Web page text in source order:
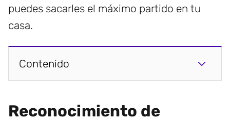
puedes sacarles el máximo partido en tu
casa.
Contenido
Reconocimiento de